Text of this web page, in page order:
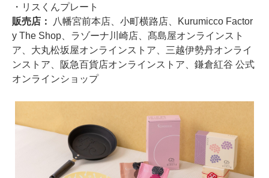
・リスくんプレート
販売店：
八幡宮前本店、小町横路店、Kurumicco Factor
y The Shop、ラゾーナ川崎店、髙島屋オンラインスト
ア、大丸松坂屋オンラインストア、三越伊勢丹オンライ
ンストア、阪急百貨店オンラインストア、鎌倉紅谷 公式
オンラインショップ